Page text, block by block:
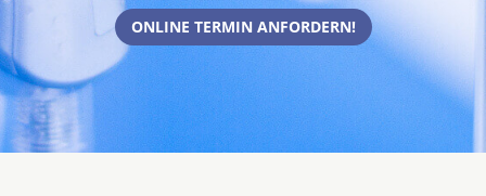
ONLINE TERMIN ANFORDERN!